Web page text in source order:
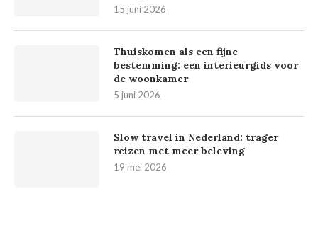
15 juni 2026
Thuiskomen als een fijne
bestemming: een interieurgids voor
de woonkamer
5 juni 2026
Slow travel in Nederland: trager
reizen met meer beleving
19 mei 2026